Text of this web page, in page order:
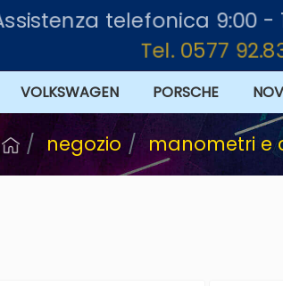
Assistenza telefonica 9:00 -
Tel. 0577
VOLKSWAGEN PORSCHE
negozio manometri e